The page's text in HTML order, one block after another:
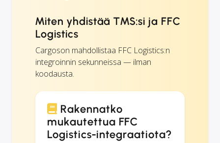
Miten yhdistää TMS:si ja FFC
Logistics
Cargoson mahdollistaa FFC Logistics:n
integroinnin sekunneissa — ilman
koodausta.
Rakennatko
mukautettua FFC
Logistics-integraatiota?